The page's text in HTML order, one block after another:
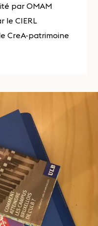
par OMAM
le CIERL
CreA-patrimoine